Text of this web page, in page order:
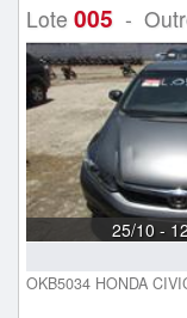
Lote 005 -
25/10 -
OKB5034 HONDA